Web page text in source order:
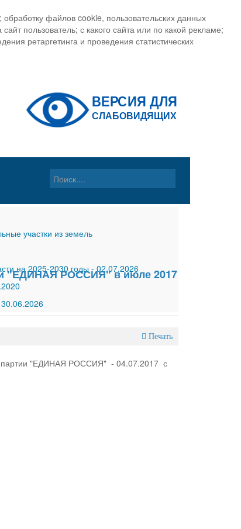
файлов cookie, пользовательских данных
пользователь; с какого сайта или по какой рекламе;
ретаргетинга и проведения статистических
участки из земель
на 2025-2030 годы -02.07.2026
30.06.2026
"ЕДИНАЯ РОССИЯ" в июле 2017
Печать
партии "ЕДИНАЯ РОССИЯ" - 04.07.2017 с